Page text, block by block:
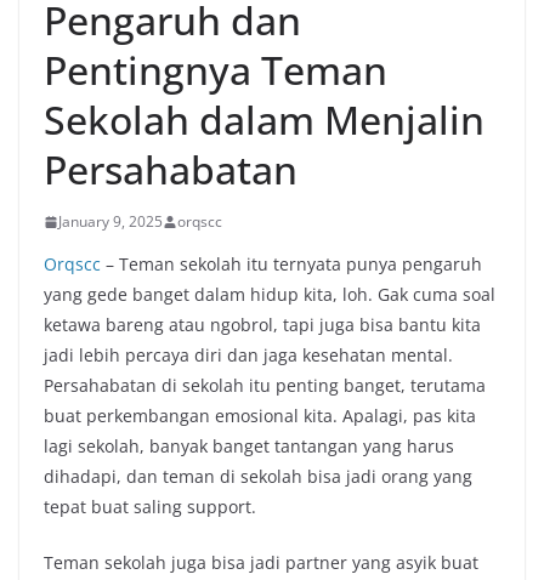
Pengaruh dan
Pentingnya Teman
Sekolah dalam Menjalin
Persahabatan
January 9, 2025 orqscc
Orqscc – Teman sekolah itu ternyata punya pengaruh
yang gede banget dalam hidup kita, loh. Gak cuma soal
ketawa bareng atau ngobrol, tapi juga bisa bantu kita
jadi lebih percaya diri dan jaga kesehatan mental.
Persahabatan di sekolah itu penting banget, terutama
buat perkembangan emosional kita. Apalagi, pas kita
lagi sekolah, banyak banget tantangan yang harus
dihadapi, dan teman di sekolah bisa jadi orang yang
tepat buat saling support.
Teman sekolah juga bisa jadi partner yang asyik buat